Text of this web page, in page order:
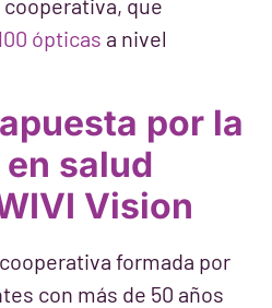
ópticas a nivel
por la
salud
Vision
formada por
con más de 50 años